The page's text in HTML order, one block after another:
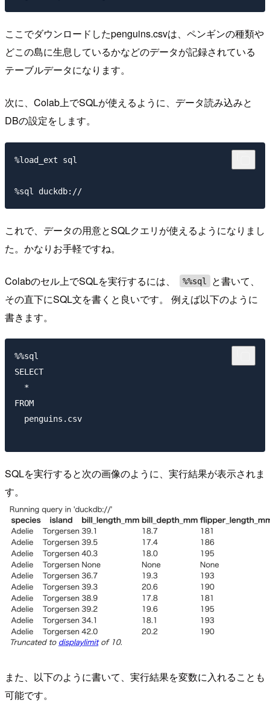
ここでダウンロードしたpenguins.csvは、ペンギンの種類や
どこの島に生息しているかなどのデータが記録されている
テーブルデータになります。
次に、Colab上でSQLが使えるように、データ読み込みと
DBの設定をします。
%load_ext sql
これで、データの用意とSQLクエリが使えるようになりまし
た。かなりお手軽ですね。
Colabのセル上でSQLを実行するには、 %%sql
と書いて、
その直下にSQL文を書くと良いです。 例えば以下のように
書きます。
%%sql
SELECT
  *
FROM
  penguins.csv
SQLを実行すると次の画像のように、実行結果が表示されま
す。
また、以下のように書いて、実行結果を変数に入れることも
可能です。